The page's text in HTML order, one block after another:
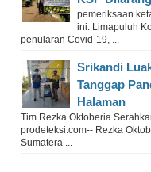
pemeriksaan
ini. Limapuluh
penularan Covid-19, ...
Srikandi
Tanggap
Halaman
Tim Rezka Oktoberia
prodeteksi.com-- Rezka
Sumatera ...